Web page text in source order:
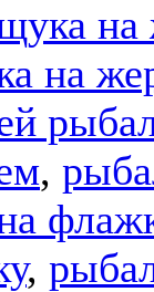
на
на
,
,